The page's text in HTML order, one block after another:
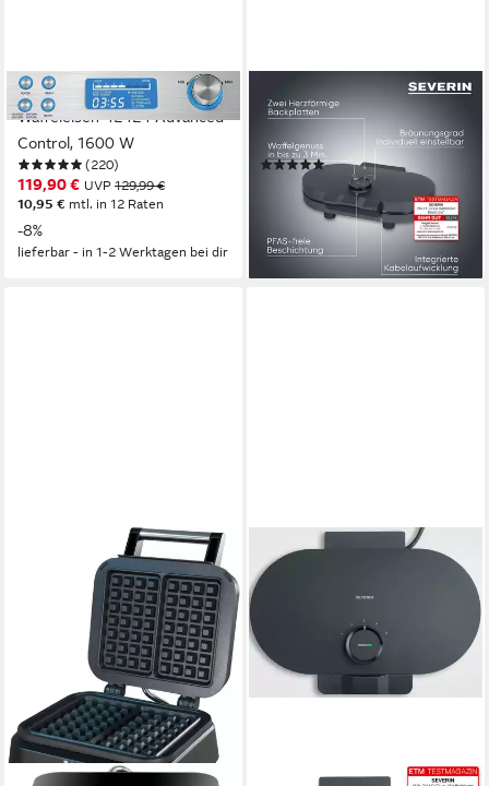
GASTROBACK
Waffeleisen 42424 Advanced
Control, 1600 W
(220)
119,90 € UVP 129,99 €
10,95 € mtl. in 12 Raten
-8%
lieferbar - in 1-2 Werktagen bei dir
Waffeleisen WA 2118, 1200
W
(6)
UVP69,99 €
lieferbar - in 3-4 Werktagen bei dir